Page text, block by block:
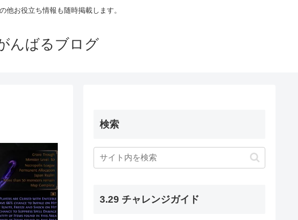
他お役立ち情報も随時掲載します。
んばるブログ
検索
3.29 チャレンジガイド